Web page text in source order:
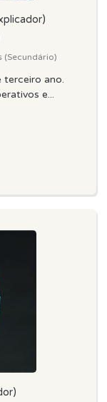
(Secundário)
terceiro ano.
e...